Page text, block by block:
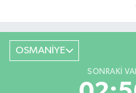
OSMANİYE
SONRAKI